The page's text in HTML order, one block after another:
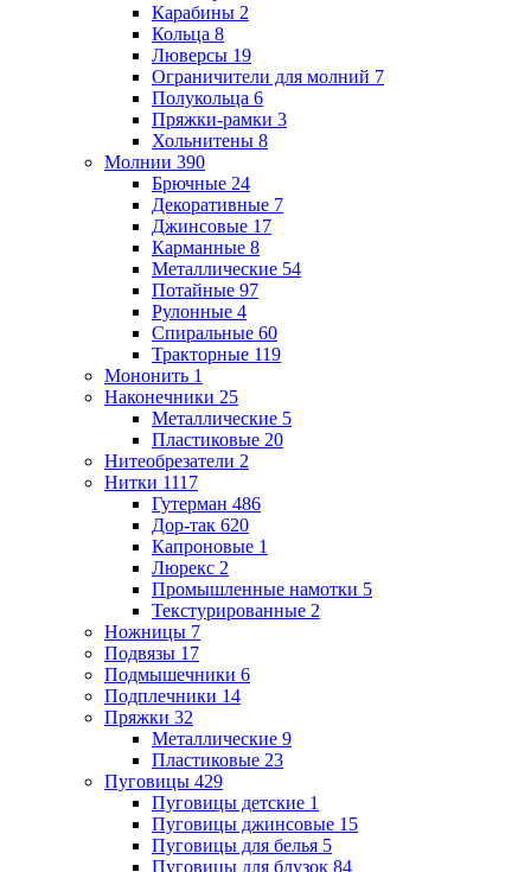
Карабины 2
Кольца 8
Люверсы 19
Ограничители для молний 7
Полукольца 6
Пряжки-рамки 3
Хольнитены 8
Молнии 390
Брючные 24
Декоративные 7
Джинсовые 17
Карманные 8
Металлические 54
Потайные 97
Рулонные 4
Спиральные 60
Тракторные 119
Мононить 1
Наконечники 25
Металлические 5
Пластиковые 20
Нитеобрезатели 2
Нитки 1117
Гутерман 486
Дор-так 620
Капроновые 1
Люрекс 2
Промышленные намотки 5
Текстурированные 2
Ножницы 7
Подвязы 17
Подмышечники 6
Подплечники 14
Пряжки 32
Металлические 9
Пластиковые 23
Пуговицы 429
Пуговицы детские 1
Пуговицы джинсовые 15
Пуговицы для белья 5
Пуговицы для блузок 84